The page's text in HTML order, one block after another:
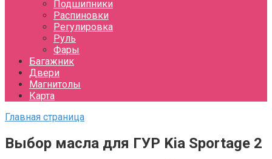
Подшипники
Распиновки
Регулировка
Руль
Фары
Багажник
Двери
Магнитолы
Карта
Главная страница
Выбор масла для ГУР Kia Sportage 2